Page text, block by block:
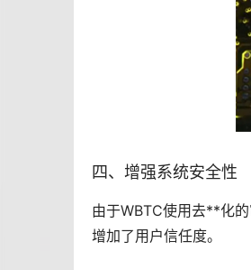
四、增强系统安全性
由于WBTC使用去**化
增加了用户信任度。